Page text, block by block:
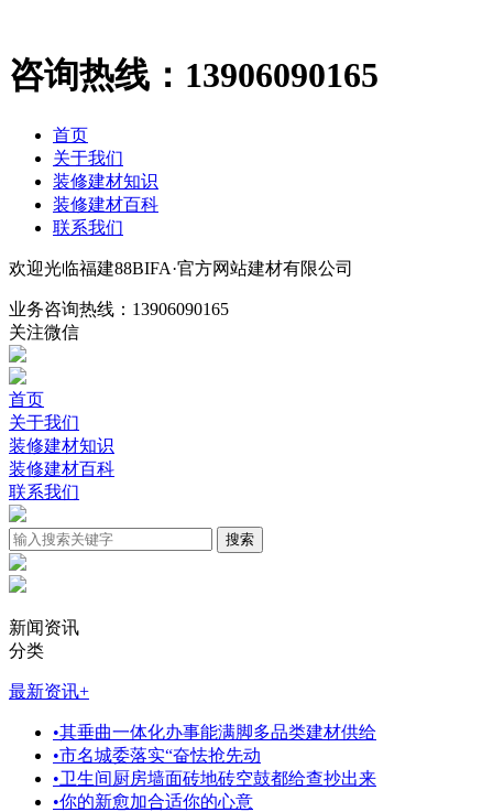
咨询热线： 13906090165
首页
关于我们
装修建材知识
装修建材百科
联系我们
欢迎光临福建88BIFA·官方网站建材有限公司
业务咨询热线： 13906090165
关注微信
首页
关于我们
装修建材知识
装修建材百科
联系我们
新闻资讯
分类
最新资讯+
•其垂曲一体化办事能满脚多品类建材供给
•市名城委落实“奋怯抢先动
•卫生间厨房墙面砖地砖空鼓都给查抄出来
•你的新愈加合适你的心意